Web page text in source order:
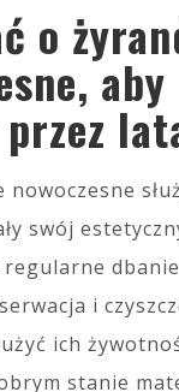
o
aby
przez
swój
i
ich
stanie